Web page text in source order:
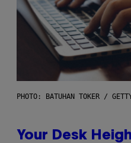
PHOTO: BATUHAN TOKER /
Your Desk